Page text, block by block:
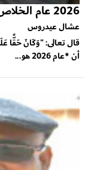
2026 عام الخلاص الوطني بإذن الله
عشال عيدروس
قال تعالى: "وَكَانَ حَقًّا
أن *عام 2026 هو...